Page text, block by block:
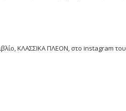
ΚΛΑΣΣΙΚΑ ΠΛΕΟΝ, στο instagram του